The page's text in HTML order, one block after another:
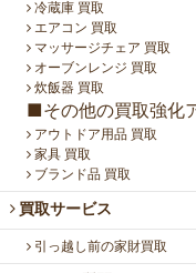
冷蔵庫 買取
エアコン 買取
マッサージチェア 買取
オーブンレンジ 買取
炊飯器 買取
■その他の買取強化
アウトドア用品 買取
家具 買取
ブランド品 買取
買取サービス
引っ越し前の家財買取